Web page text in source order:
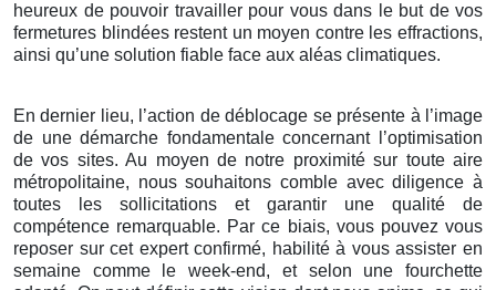
heureux de pouvoir travailler pour vous dans le but de vos
fermetures blindées restent un moyen contre les effractions,
ainsi qu’une solution fiable face aux aléas climatiques.
En dernier lieu, l’action de déblocage se présente à l’image
de une démarche fondamentale concernant l’optimisation
de vos sites. Au moyen de notre proximité sur toute aire
métropolitaine, nous souhaitons comble avec diligence à
toutes les sollicitations et garantir une qualité de
compétence remarquable. Par ce biais, vous pouvez vous
reposer sur cet expert confirmé, habilité à vous assister en
semaine comme le week-end, et selon une fourchette